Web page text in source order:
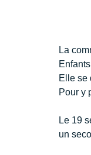
La
Elle se
Pour y
Le 19
un